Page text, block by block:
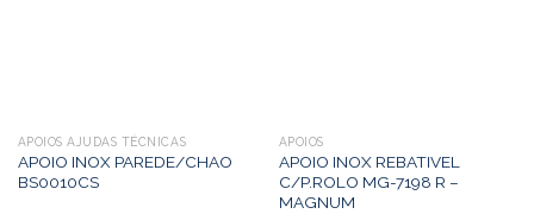
APOIOS AJUDAS TÉCNICAS
APOIO INOX PAREDE/CHAO
BS0010CS
APOIOS
APOIO INOX REBATIVEL
C/P.ROLO MG-7198 R –
MAGNUM